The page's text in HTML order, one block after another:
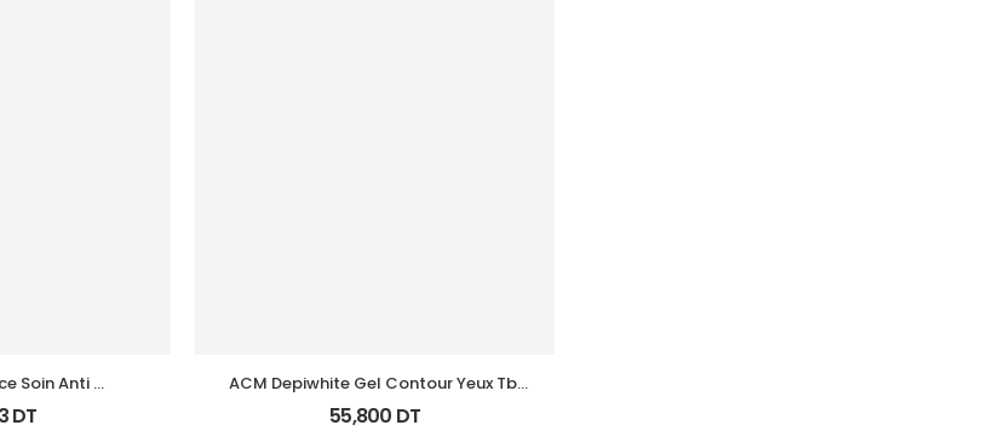
Soin Anti
30Ml
DT
ACM Depiwhite Gel Contour Yeux Tb
15Ml
55,800 DT